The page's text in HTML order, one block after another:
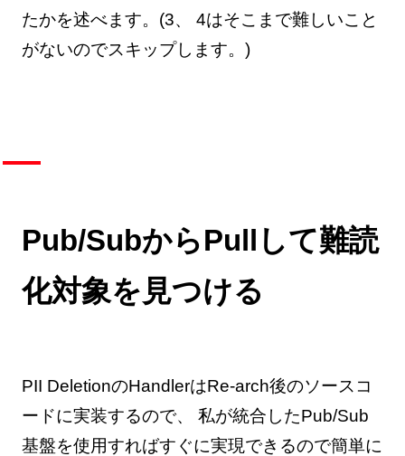
たかを述べます。(3、 4はそこまで難しいこと
がないのでスキップします。)
Pub/SubからPullして難読
化対象を見つける
PII DeletionのHandlerはRe-arch後のソースコ
ードに実装するので、 私が統合したPub/Sub
基盤を使用すればすぐに実現できるので簡単に